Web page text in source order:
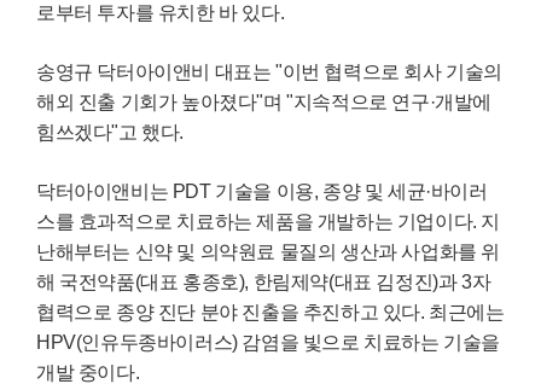
로부터 투자를 유치한 바 있다.
송영규 닥터아이앤비 대표는 "이번 협력으로 회사 기술의
해외 진출 기회가 높아졌다"며 "지속적으로 연구·개발에
힘쓰겠다"고 했다.
닥터아이앤비는 PDT 기술을 이용, 종양 및 세균·바이러
스를 효과적으로 치료하는 제품을 개발하는 기업이다. 지
난해부터는 신약 및 의약원료 물질의 생산과 사업화를 위
해 국전약품(대표 홍종호), 한림제약(대표 김정진)과 3자
협력으로 종양 진단 분야 진출을 추진하고 있다. 최근에는
HPV(인유두종바이러스) 감염을 빛으로 치료하는 기술을
개발 중이다.